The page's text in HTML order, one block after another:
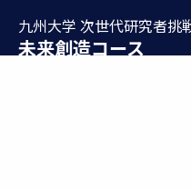
九州大学 次世代研究者挑
未来創造コース